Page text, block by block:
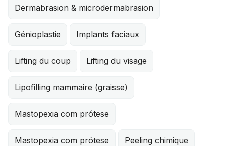
Dermabrasion & microdermabrasion
Génioplastie Implants faciaux
Lifting du coup Lifting du visage
Lipofilling mammaire (graisse)
Mastopexia com prótese
Mastopexia com prótese Peeling chimique